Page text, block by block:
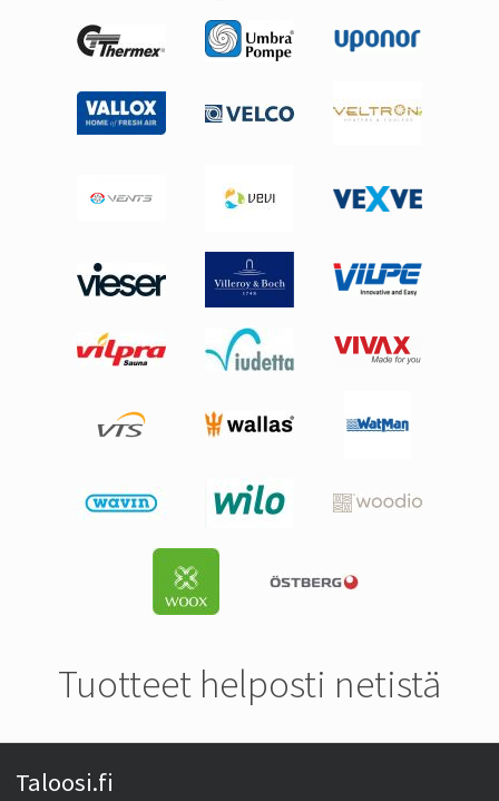
Tuotteet helposti netistä
Taloosi.fi